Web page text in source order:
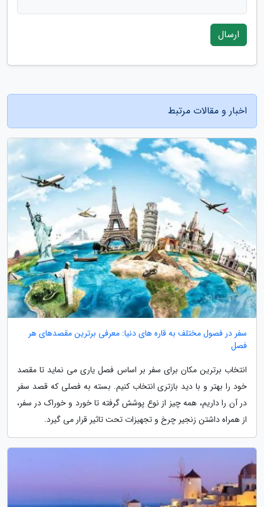
ارسال
اخبار و مقالات مرتبط
سفر در فصول مختلف به قاره های دنیا: معرفی برترین مقصدهای هر
فصل
انتخاب برترین مکان برای سفر بر اساس فصل یاری می نماید تا مقصد
خود را بهتر و با دید بازتری انتخاب کنیم. بسته به فصلی که قصد سفر
در آن را داریم، همه چیز از نوع پوشش گرفته تا خورد و خوراک در سفر،
از همراه داشتن زنجیر چرخ و تجهیزات تحت تاثیر قرار می گیرد.